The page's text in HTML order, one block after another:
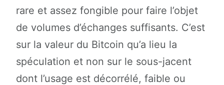
rare et assez fongible pour faire l’objet
de volumes d’échanges suffisants. C’est
sur la valeur du Bitcoin qu’a lieu la
spéculation et non sur le sous-jacent
dont l’usage est décorrélé, faible ou